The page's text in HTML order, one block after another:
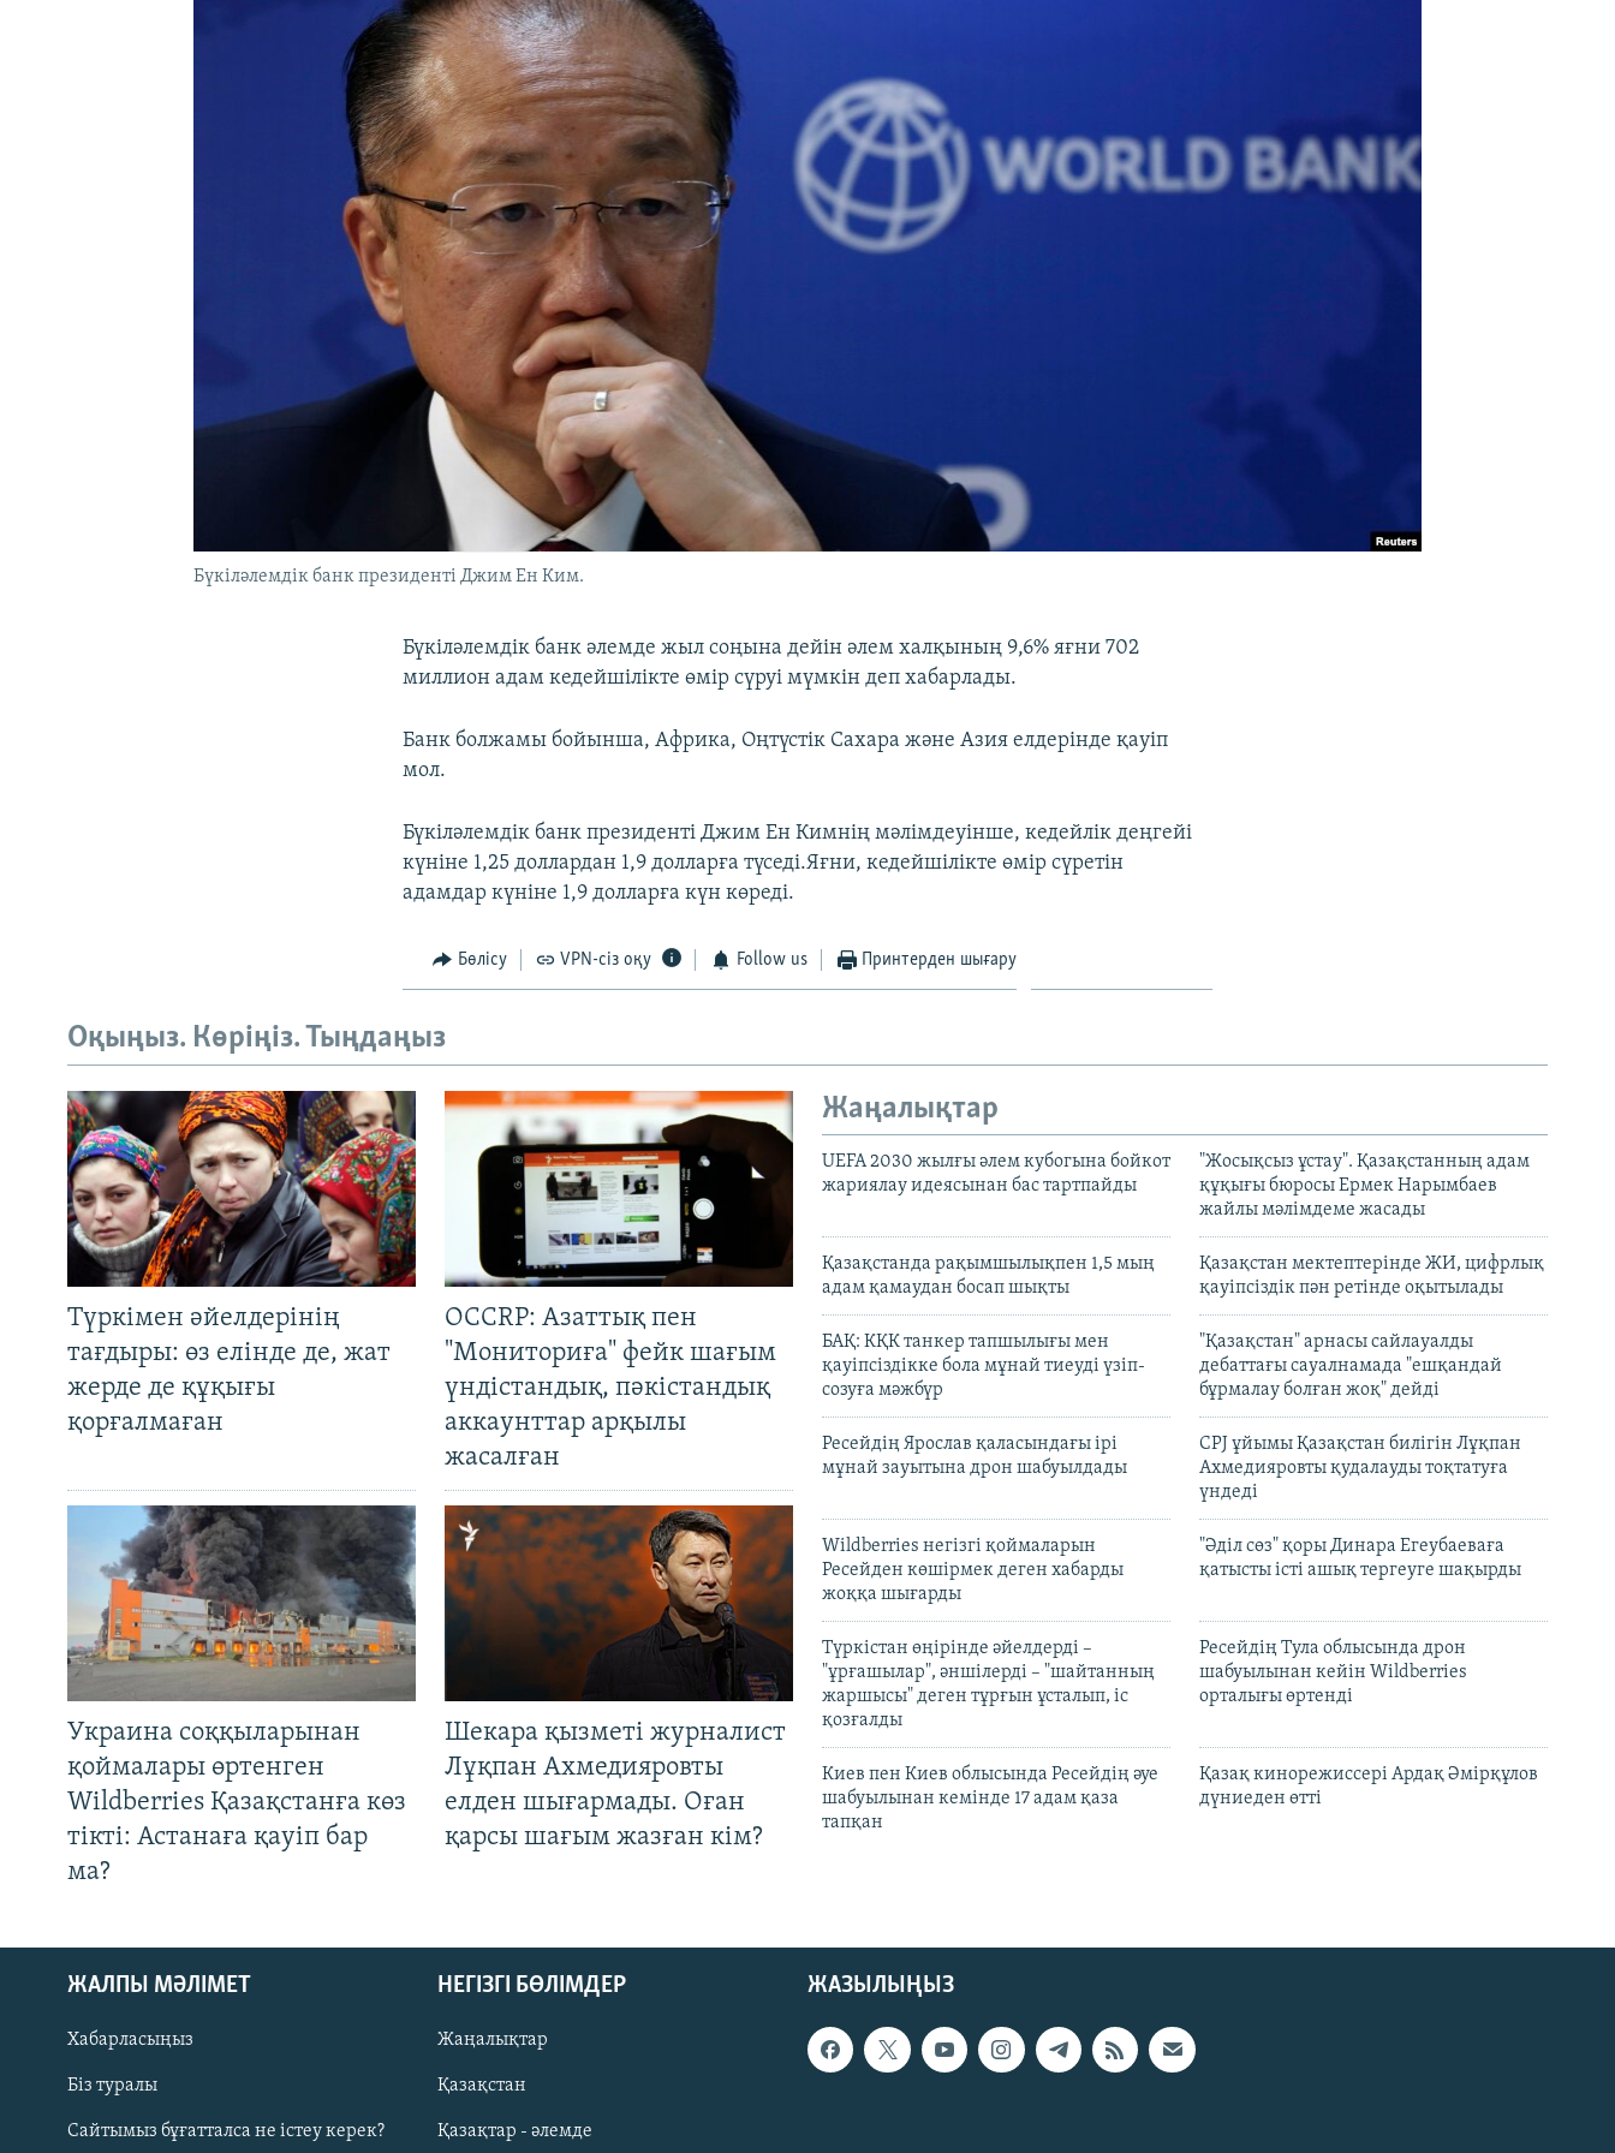
Русский
Бүкіләлемдік банк президенті Джим Ен Ким.
Бүкіләлемдік банк әлемде жыл соңына дейін әлем халқының 9,6% яғни 702
миллион адам кедейшілікте өмір сүруі мүмкін деп хабарлады.
Банк болжамы бойынша, Африка, Оңтүстік Сахара және Азия елдерінде қауіп
мол.
Бүкіләлемдік банк президенті Джим Ен Кимнің мәлімдеуінше, кедейлік деңгейі
күніне 1,25 доллардан 1,9 долларға түседі.Яғни, кедейшілікте өмір сүретін
адамдар күніне 1,9 долларға күн көреді.
Бөлісу VPN-сіз оқу Follow us Принтерден шығару
Оқыңыз. Көріңіз. Тыңдаңыз
Түркімен әйелдерінің
тағдыры: өз елінде де, жат
жерде де құқығы
қорғалмаған
OCCRP: Азаттық пен
"Мониториға" фейк шағым
үндістандық, пәкістандық
аккаунттар арқылы
жасалған
Украина соққыларынан
қоймалары өртенген
Wildberries Қазақстанға көз
тікті: Астанаға қауіп бар
ма?
Шекара қызметі журналист
Лұқпан Ахмедияровты
елден шығармады. Оған
қарсы шағым жазған кім?
Жаңалықтар
UEFA 2030 жылғы әлем кубогына бойкот
жариялау идеясынан бас тартпайды
"Жосықсыз ұстау". Қазақстанның адам
құқығы бюросы Ермек Нарымбаев
жайлы мәлімдеме жасады
Қазақстанда рақымшылықпен 1,5 мың
адам қамаудан босап шықты
Қазақстан мектептерінде ЖИ, цифрлық
қауіпсіздік пән ретінде оқытылады
БАҚ: КҚК танкер тапшылығы мен
қауіпсіздікке бола мұнай тиеуді үзіп-
созуға мәжбүр
"Қазақстан" арнасы сайлауалды
дебаттағы сауалнамада "ешқандай
бұрмалау болған жоқ" дейді
Ресейдің Ярослав қаласындағы ірі
мұнай зауытына дрон шабуылдады
CPJ ұйымы Қазақстан билігін Лұқпан
Ахмедияровты қудалауды тоқтатуға
үндеді
Wildberries негізгі қоймаларын
Ресейден көшірмек деген хабарды
жоққа шығарды
"Әділ сөз" қоры Динара Егеубаеваға
қатысты істі ашық тергеуге шақырды
Түркістан өңірінде әйелдерді –
"ұрғашылар", әншілерді – "шайтанның
жаршысы" деген тұрғын ұсталып, іс
қозғалды
Ресейдің Тула облысында дрон
шабуылынан кейін Wildberries
орталығы өртенді
Киев пен Киев облысында Ресейдің әуе
шабуылынан кемінде 17 адам қаза
тапқан
Қазақ кинорежиссері Ардақ Әмірқұлов
дүниеден өтті
ЖАЗЫЛЫҢЫЗ
ЖАЛПЫ МӘЛІМЕТ
Хабарласыңыз
Біз туралы
Сайтымыз бұғатталса не істеу керек?
НЕГІЗГІ БӨЛІМДЕР
Жаңалықтар
Қазақстан
Қазақтар - әлемде